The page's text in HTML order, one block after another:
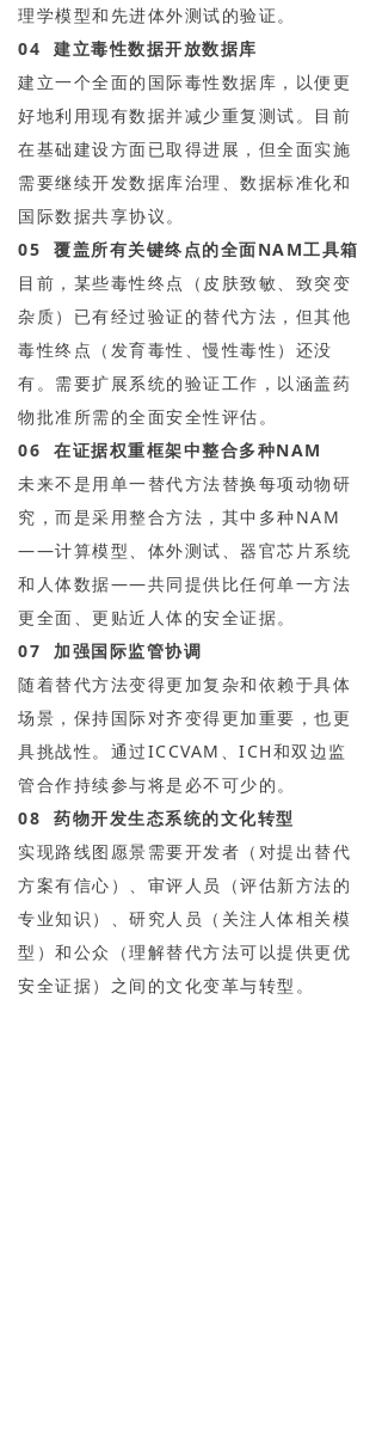
理学模型和先进体外测试的验证。
04 建立毒性数据开放数据库
建立一个全面的国际毒性数据库，以便更
好地利用现有数据并减少重复测试。目前
在基础建设方面已取得进展，但全面实施
需要继续开发数据库治理、数据标准化和
国际数据共享协议。
05 覆盖所有关键终点的全面NAM工具箱
目前，某些毒性终点（皮肤致敏、致突变
杂质）已有经过验证的替代方法，但其他
毒性终点（发育毒性、慢性毒性）还没
有。需要扩展系统的验证工作，以涵盖药
物批准所需的全面安全性评估。
06 在证据权重框架中整合多种NAM
未来不是用单一替代方法替换每项动物研
究，而是采用整合方法，其中多种NAM
——计算模型、体外测试、器官芯片系统
和人体数据——共同提供比任何单一方法
更全面、更贴近人体的安全证据。
07 加强国际监管协调
随着替代方法变得更加复杂和依赖于具体
场景，保持国际对齐变得更加重要，也更
具挑战性。通过ICCVAM、ICH和双边监
管合作持续参与将是必不可少的。
08 药物开发生态系统的文化转型
实现路线图愿景需要开发者（对提出替代
方案有信心）、审评人员（评估新方法的
专业知识）、研究人员（关注人体相关模
型）和公众（理解替代方法可以提供更优
安全证据）之间的文化变革与转型。